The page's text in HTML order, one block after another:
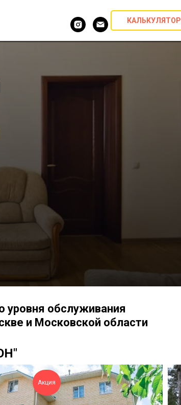
КАЛЬКУЛЯТОР
уровня обслуживания
и Московской области
Акция